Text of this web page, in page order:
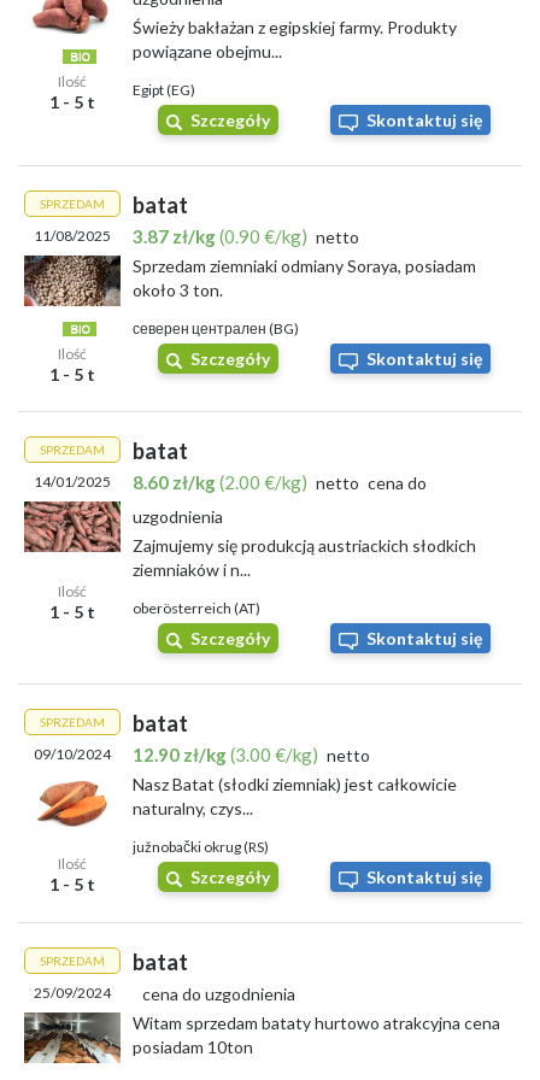
Gdzie Sprzedać Bataty?
Bataty to produkt coraz częściej doceniany przez konsumentów i
przedsiębiorców działających na rynku rolnym. Jeśli planujesz
sprzedaż batatów, warto rozważyć międzynarodowe platformy
handlowe.
Latem 2026 roku doskonałym miejscem sprzedaży jest
Międzynarodowa giełda rolna Agro-Market24, która gwarantuje
bezpieczne i przejrzyste transakcje.
Dzięki temu sprzedawcy mogą szybko dotrzeć do szerokiego grona
odbiorców - zarówno lokalnych, jak i zagranicznych - co znacznie
usprawnia rozwój biznesu.
Korzystanie z funkcji Agro-Market24 sprawia, żesprzedaż
Lista skupów:
Skup Dolnośląskie
Skup Kujawsko-Pomorskie
Skup Lubelskie
Skup Lubuskie
Skup Łódzkie
Skup Małopolskie
Skup Mazowieckie
Skup Opolskie
Skup Podkarpackie
Skup Podlaskie
Skup Pomorskie
Skup Śląskie
Skup Świętokrzyskie
Skup Warmińsko-Mazurskie
Skup Wielkopolskie
Skup Zachodniopomorskie
Ilość
1 - 5 t
Świeży bakłażan z egipskiej farmy. Produkty
powiązane obejmu...
Egipt (EG)
Szczegóły Skontaktuj się
SPRZEDAM
11/08/2025
Ilość
1 - 5 t
batat
3.87 zł/kg(0.90 €/kg) netto
Sprzedam ziemniaki odmiany Soraya, posiadam
około 3 ton.
северен централен (BG)
Szczegóły Skontaktuj się
SPRZEDAM
14/01/2025
Ilość
1 - 5 t
batat
8.60 zł/kg(2.00 €/kg) netto cena do
uzgodnienia
Zajmujemy się produkcją austriackich słodkich
ziemniaków i n...
oberösterreich (AT)
Szczegóły Skontaktuj się
SPRZEDAM
09/10/2024
Ilość
1 - 5 t
batat
12.90 zł/kg(3.00 €/kg) netto
Nasz Batat (słodki ziemniak) jest całkowicie
naturalny, czys...
južnobački okrug (RS)
Szczegóły Skontaktuj się
SPRZEDAM
25/09/2024
batat
cena do uzgodnienia
Witam sprzedam bataty hurtowo atrakcyjna cena
posiadam 10ton